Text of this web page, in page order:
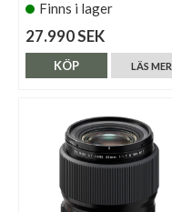
Finns i lager
27.990 SEK
LÄS MER
KÖP